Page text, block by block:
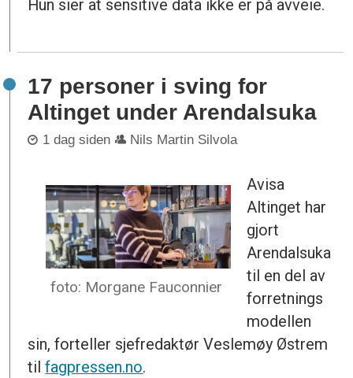
Hun sier at sensitive data ikke er på avveie.
17 personer i sving for
Altinget under Arendalsuka
1 dag siden Nils Martin Silvola
foto: Morgane Fauconnier
Avisa
Altinget har
gjort
Arendalsuka
til en del av
forretnings
modellen
sin, forteller sjefredaktør Veslemøy Østrem
tilfagpressen.no.